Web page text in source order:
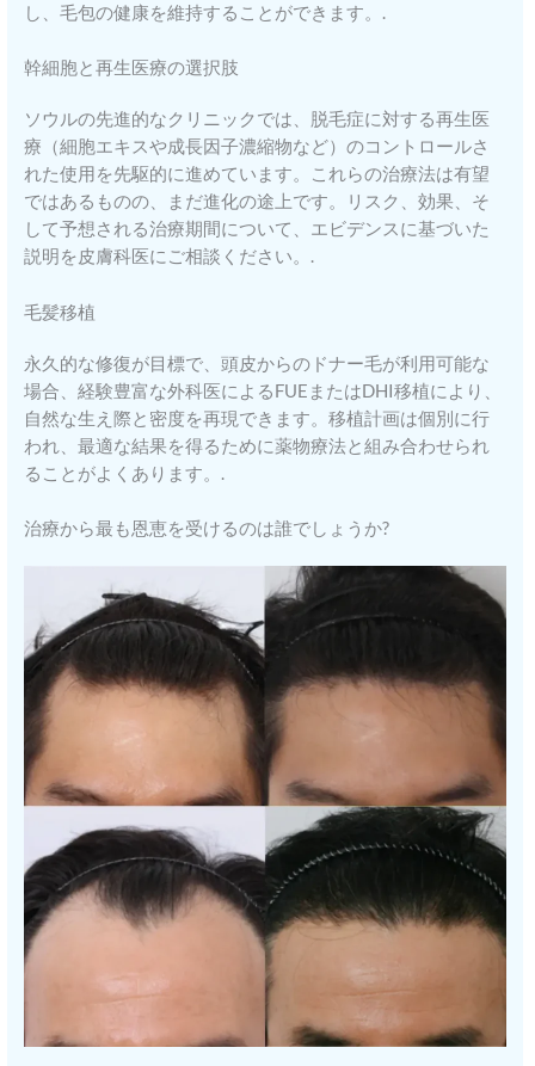
し、毛包の健康を維持することができます。.
幹細胞と再生医療の選択肢
ソウルの先進的なクリニックでは、脱毛症に対する再生医
療（細胞エキスや成長因子濃縮物など）のコントロールさ
れた使用を先駆的に進めています。これらの治療法は有望
ではあるものの、まだ進化の途上です。リスク、効果、そ
して予想される治療期間について、エビデンスに基づいた
説明を皮膚科医にご相談ください。.
毛髪移植
永久的な修復が目標で、頭皮からのドナー毛が利用可能な
場合、経験豊富な外科医によるFUEまたはDHI移植により、
自然な生え際と密度を再現できます。移植計画は個別に行
われ、最適な結果を得るために薬物療法と組み合わせられ
ることがよくあります。.
治療から最も恩恵を受けるのは誰でしょうか?